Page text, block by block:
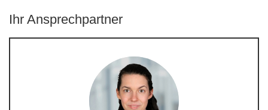
Ihr Ansprechpartner